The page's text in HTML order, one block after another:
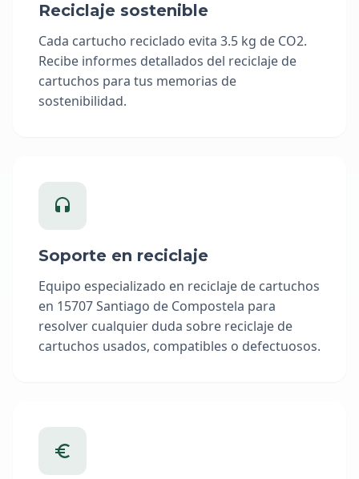
Reciclaje sostenible
Cada cartucho reciclado evita 3.5 kg de CO2.
Recibe informes detallados del reciclaje de
cartuchos para tus memorias de
sostenibilidad.
Soporte en reciclaje
Equipo especializado en reciclaje de cartuchos
en 15707 Santiago de Compostela para
resolver cualquier duda sobre reciclaje de
cartuchos usados, compatibles o defectuosos.